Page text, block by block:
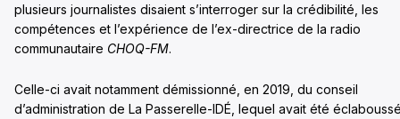
plusieurs journalistes disaient s’interroger sur la crédibilité, les
compétences et l’expérience de l’ex-directrice de la radio
communautaire CHOQ-FM.
Celle-ci avait notamment démissionné, en 2019, du conseil
d’administration de La Passerelle-IDÉ, lequel avait été